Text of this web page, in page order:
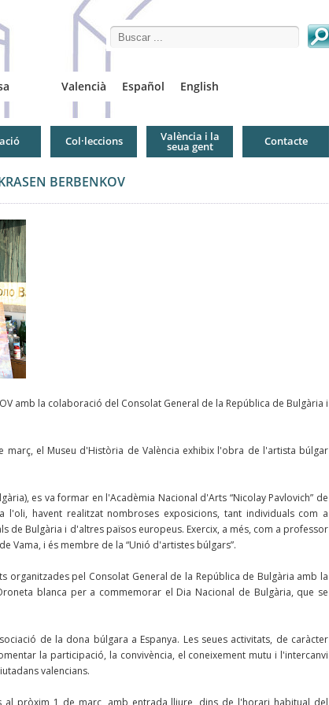
Search this site
Valencià Español English
Col·leccions València i la
seua gent Contacte
BERBENKOV
amb la colaboració del Consolat General de la República de Bulgària i
el Museu d'Història de València exhibix l'obra de l'artista búlgar
es va formar en l'Acadèmia Nacional d'Arts “Nicolay Pavlovich” de
l'oli, havent realitzat nombroses exposicions, tant individuals com a
de Bulgària i d'altres països europeus. Exercix, a més, com a professor
Vama, i és membre de la “Unió d'artistes búlgars”.
organitzades pel Consolat General de la República de Bulgària amb la
blanca per a commemorar el Dia Nacional de Bulgària, que se
de la dona búlgara a Espanya. Les seues activitats, de caràcter
la participació, la convivència, el coneixement mutu i l'intercanvi
valencians.
al pròxim 1 de març, amb entrada lliure, dins de l'horari habitual del